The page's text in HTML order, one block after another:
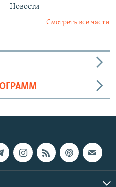
Новости
Смотреть все части